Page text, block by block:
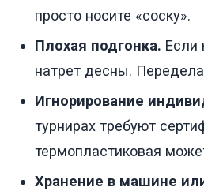
просто носите «соску».
Плохая подгонка. Если
натрет десны.
Игнорирование
турнирах требуют
термопластиковая
Хранение в машине